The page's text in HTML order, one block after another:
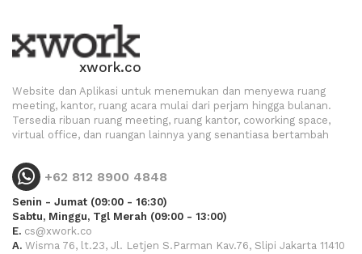
xwork.co
Website dan Aplikasi untuk menemukan dan menyewa ruang
meeting, kantor, ruang acara mulai dari perjam hingga bulanan.
Tersedia ribuan ruang meeting, ruang kantor, coworking space,
virtual office, dan ruangan lainnya yang senantiasa bertambah
+62 812 8900 4848
Senin - Jumat (09:00 - 16:30)
Sabtu, Minggu, Tgl Merah (09:00 - 13:00)
E. cs@xwork.co
A. Wisma 76, lt.23, Jl. Letjen S.Parman Kav.76, Slipi Jakarta 11410